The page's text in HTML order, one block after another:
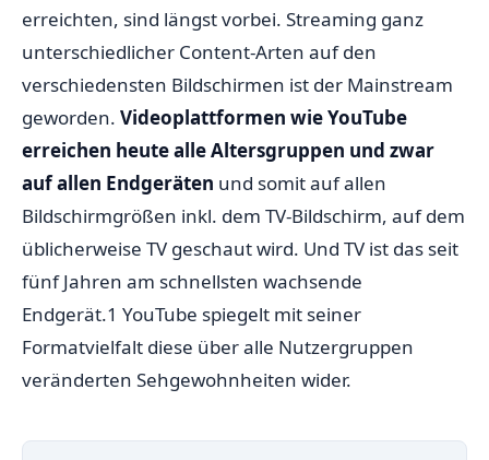
erreichten, sind längst vorbei. Streaming ganz
unterschiedlicher Content-Arten auf den
verschiedensten Bildschirmen ist der Mainstream
geworden. Videoplattformen wie YouTube
erreichen heute alle Altersgruppen und zwar
auf allen Endgeräten und somit auf allen
Bildschirmgrößen inkl. dem TV-Bildschirm, auf dem
üblicherweise TV geschaut wird. Und TV ist das seit
fünf Jahren am schnellsten wachsende
Endgerät.1 YouTube spiegelt mit seiner
Formatvielfalt diese über alle Nutzergruppen
veränderten Sehgewohnheiten wider.